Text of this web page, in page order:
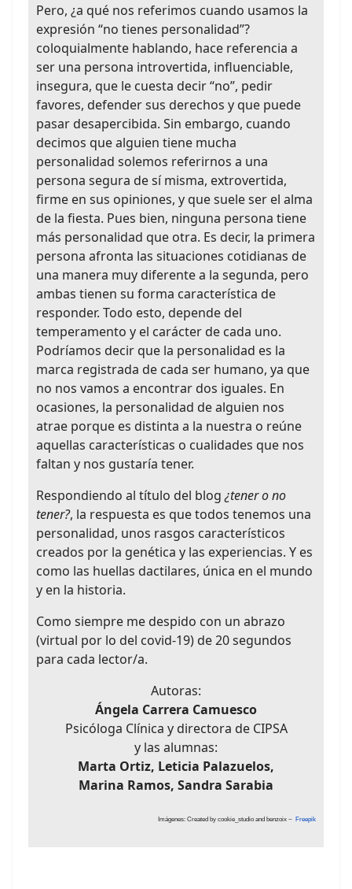
Pero, ¿a qué nos referimos cuando usamos la
expresión “no tienes personalidad”?
coloquialmente hablando, hace referencia a
ser una persona introvertida, influenciable,
insegura, que le cuesta decir “no”, pedir
favores, defender sus derechos y que puede
pasar desapercibida. Sin embargo, cuando
decimos que alguien tiene mucha
personalidad solemos referirnos a una
persona segura de sí misma, extrovertida,
firme en sus opiniones, y que suele ser el alma
de la fiesta. Pues bien, ninguna persona tiene
más personalidad que otra. Es decir, la primera
persona afronta las situaciones cotidianas de
una manera muy diferente a la segunda, pero
ambas tienen su forma característica de
responder. Todo esto, depende del
temperamento y el carácter de cada uno.
Podríamos decir que la personalidad es la
marca registrada de cada ser humano, ya que
no nos vamos a encontrar dos iguales. En
ocasiones, la personalidad de alguien nos
atrae porque es distinta a la nuestra o reúne
aquellas características o cualidades que nos
faltan y nos gustaría tener.
Respondiendo al título del blog¿tener o no
tener?, la respuesta es que todos tenemos una
personalidad, unos rasgos característicos
creados por la genética y las experiencias. Y es
como las huellas dactilares, única en el mundo
y en la historia.
Como siempre me despido con un abrazo
(virtual por lo del covid-19) de 20 segundos
para cada lector/a.
Autoras:
Ángela Carrera Camuesco
Psicóloga Clínica y directora de CIPSA
y las alumnas:
Marta Ortiz, Leticia Palazuelos,
Marina Ramos, Sandra Sarabia
Imágenes: Created by cookie_studio and benzoix ~ Freepik